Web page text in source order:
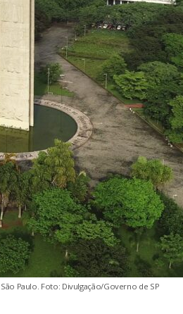
Paulo. Foto: Divulgação/Governo de SP